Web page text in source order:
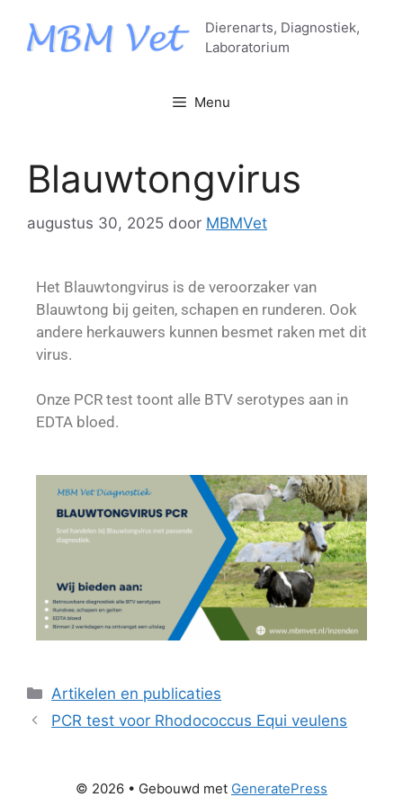
Dierenarts, Diagnostiek,
Laboratorium
Menu
Blauwtongvirus
augustus 30, 2025 door MBMVet
Het Blauwtongvirus is de veroorzaker van
Blauwtong bij geiten, schapen en runderen. Ook
andere herkauwers kunnen besmet raken met dit
virus.
Onze PCR test toont alle BTV serotypes aan in
EDTA bloed.
Artikelen en publicaties
PCR test voor Rhodococcus Equi veulens
© 2026 • Gebouwd met GeneratePress